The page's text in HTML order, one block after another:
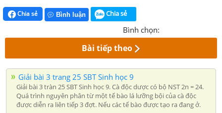
Chia sẻ Bình luận Chia sẻ
Bình chọn:
Bài tiếp theo
Giải bài 3 trang 25 SBT Sinh học 9
Giải bài 3 tràn 25 SBT Sinh học 9. Cà độc dược có bộ NST 2n = 24.
Quá trình nguyên phân từ một tế bào lá lưỡng bội của cà độc
được diễn ra liên tiếp 3 đợt. Nếu các tế bào được tạo ra đang ở.